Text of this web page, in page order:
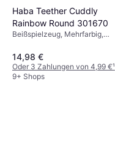
Haba Teether Cuddly
Rainbow Round 301670
Beißspielzeug, Mehrfarbig,
14,98 €
Oder 3 Zahlungen von 4,99 €¹
9+ Shops